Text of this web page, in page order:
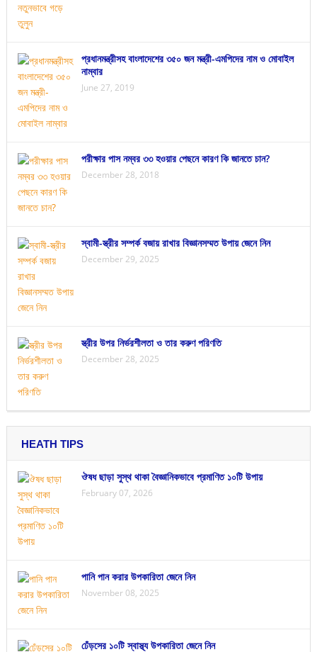
প্রধানমন্ত্রীসহ বাংলাদেশের ৩৫০ জন মন্ত্রী-এমপিদের নাম ও মোবাইল
নাম্বার
June 27, 2019
পরীক্ষার পাস নম্বর ৩৩ হওয়ার পেছনে কারণ কি জানতে চান?
December 28, 2018
স্বামী-স্ত্রীর সম্পর্ক বজায় রাখার বিজ্ঞানসম্মত উপায় জেনে নিন
December 29, 2025
স্ত্রীর উপর নির্ভরশীলতা ও তার করুণ পরিণতি
December 28, 2025
HEATH TIPS
ঔষধ ছাড়া সুস্থ থাকা বৈজ্ঞানিকভাবে প্রমাণিত ১০টি উপায়
February 07, 2026
পানি পান করার উপকারিতা জেনে নিন
November 08, 2025
ঢেঁড়সের ১০টি স্বাস্থ্য উপকারিতা জেনে নিন